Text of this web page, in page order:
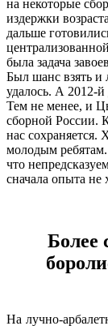
на некоторые
издержки
дальше
была задача
Был шанс взять
удалось. А 2012-й
Тем не менее, и
сборной России.
нас сохраняется.
молодым
что
сначала опыта не
Более
На лучно-